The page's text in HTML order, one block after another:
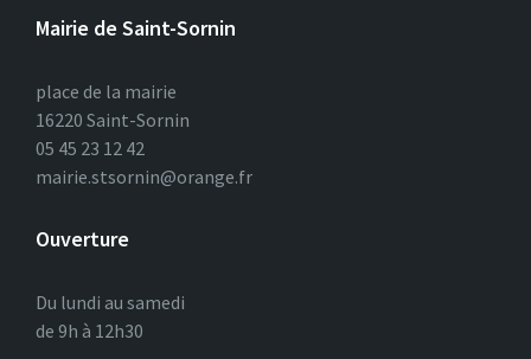
Mairie de Saint-Sornin
place de la mairie
16220 Saint-Sornin
05 45 23 12 42
mairie.stsornin@orange.fr
Ouverture
Du lundi au samedi
de 9h à 12h30